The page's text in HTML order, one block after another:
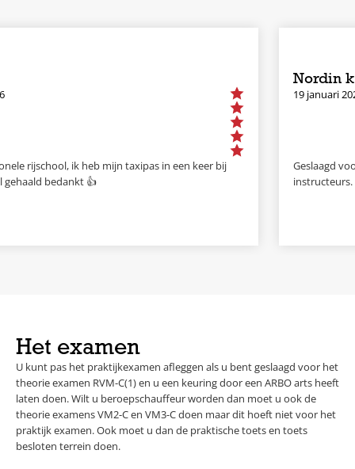
rijschool, ik heb mijn taxipas in een keer bij
bedankt 👍
Nordin k
19 januari 2026
Geslaagd voor
instructeurs.
Het examen
U kunt pas het praktijkexamen afleggen als u bent geslaagd voor het
theorie examen RVM-C(1) en u een keuring door een ARBO arts heeft
laten doen. Wilt u beroepschauffeur worden dan moet u ook de
theorie examens VM2-C en VM3-C doen maar dit hoeft niet voor het
praktijk examen. Ook moet u dan de praktische toets en toets
besloten terrein doen.